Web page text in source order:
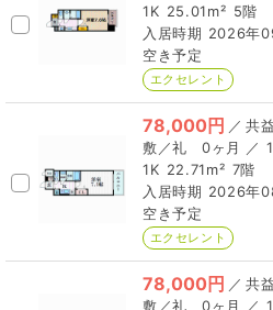
1K 25.01m² 5階
2026年
空き予定
エクセレント
78,000円 ／
0ヶ月 ／
1K 22.71m² 7階
2026年
空き予定
エクセレント
78,000円 ／
0ヶ月 ／